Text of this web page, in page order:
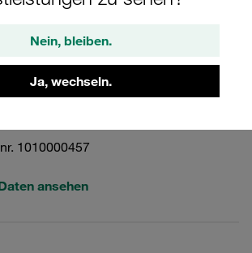
Nein, bleiben.
Ja, wechseln.
Betriebsdruck
1010000457
ansehen